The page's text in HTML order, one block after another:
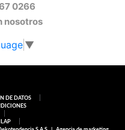
0266
nosotros
▼
DE DATOS